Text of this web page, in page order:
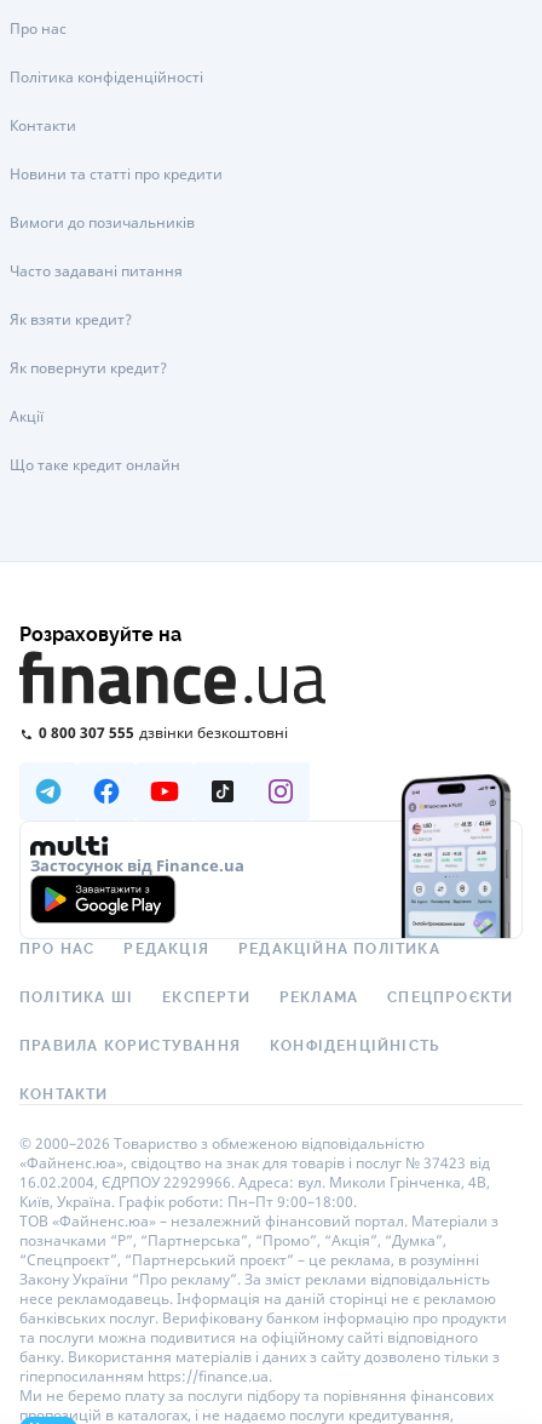
Про нас
Політика конфіденційності
Контакти
Новини та статті про кредити
Вимоги до позичальників
Часто задавані питання
Як взяти кредит?
Як повернути кредит?
Акції
Що таке кредит онлайн
Розраховуйте на
0 800 307 555 дзвінки безкоштовні
Застосунок від Finance.ua
ПРО НАС РЕДАКЦІЯ РЕДАКЦІЙНА ПОЛІТИКА
ПОЛІТИКА ШІ ЕКСПЕРТИ РЕКЛАМА СПЕЦПРОЄКТИ
ПРАВИЛА КОРИСТУВАННЯ КОНФІДЕНЦІЙНІСТЬ
КОНТАКТИ
© 2000–2026 Товариство з обмеженою відповідальністю
«Файненс.юа», свідоцтво на знак для товарів і послуг № 37423 від
16.02.2004, ЄДРПОУ 22929966. Адреса: вул. Миколи Грінченка, 4В,
Київ, Україна. Графік роботи: Пн–Пт 9:00–18:00.
ТОВ «Файненс.юа» – незалежний фінансовий портал. Матеріали з
позначками “Р”, “Партнерська”, “Промо”, “Акція”, “Думка”,
“Спецпроєкт”, “Партнерський проєкт” – це реклама, в розумінні
Закону України “Про рекламу”. За зміст реклами відповідальність
несе рекламодавець. Інформація на даній сторінці не є рекламою
банківських послуг. Верифіковану банком інформацію про продукти
та послуги можна подивитися на офіційному сайті відповідного
банку. Використання матеріалів і даних з сайту дозволено тільки з
гіперпосиланням https://finance.ua.
Ми не беремо плату за послуги підбору та порівняння фінансових
пропозицій в каталогах, і не надаємо послуги кредитування,